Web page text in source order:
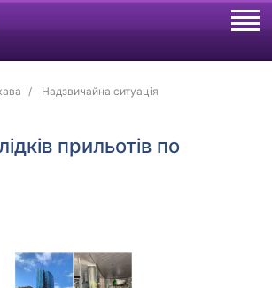
Надзвичайна ситуація
прильотів по